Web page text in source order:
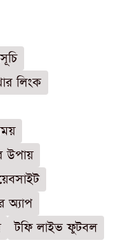
লিংক
উপায়
অ্যাপ
টফি লাইভ ফুটবল